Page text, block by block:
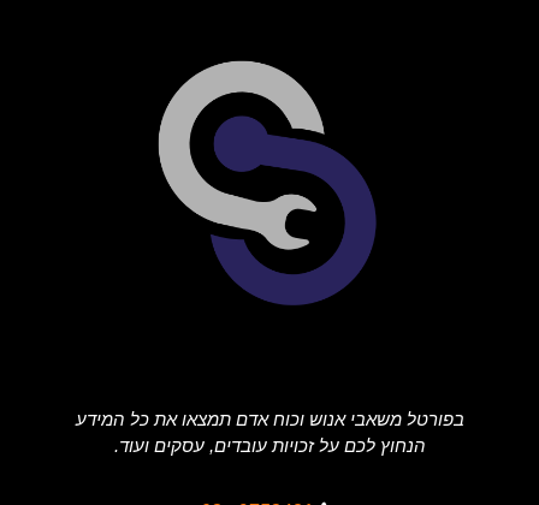
בפורטל משאבי אנוש וכוח אדם תמצאו את כל המידע
הנחוץ לכם על זכויות עובדים, עסקים ועוד.